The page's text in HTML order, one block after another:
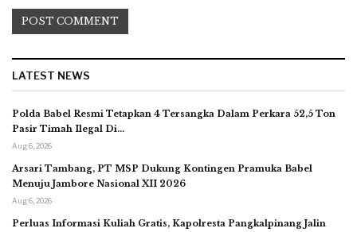
LATEST NEWS
Polda Babel Resmi Tetapkan 4 Tersangka Dalam Perkara 52,5 Ton
Pasir Timah Ilegal Di…
Aug 6, 2026
Arsari Tambang, PT MSP Dukung Kontingen Pramuka Babel
Menuju Jambore Nasional XII 2026
Aug 6, 2026
Perluas Informasi Kuliah Gratis, Kapolresta Pangkalpinang Jalin